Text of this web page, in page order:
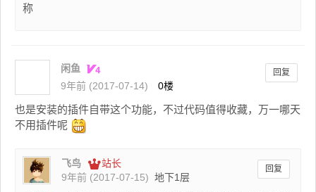
称
闲鱼
9年前 (2017-07-14)
0楼
回复
也是安装的插件自带这个功能，不过代码值得收藏，万一哪天
不用插件呢
飞鸟
站长
9年前 (2017-07-15) 地下1层
回复